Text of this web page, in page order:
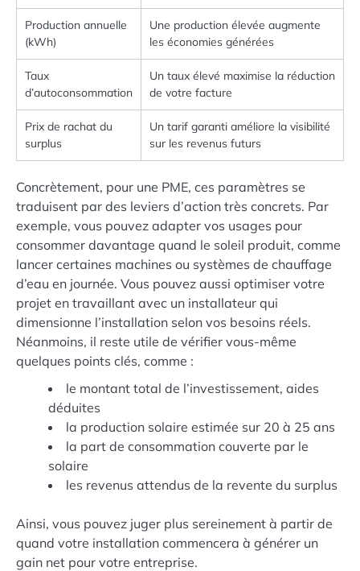
Production annuelle
(kWh)
Une production élevée augmente
les économies générées
Taux
d’autoconsommation
Un taux élevé maximise la réduction
de votre facture
Prix de rachat du
surplus
Un tarif garanti améliore la visibilité
sur les revenus futurs
Concrètement, pour une PME, ces paramètres se
traduisent par des leviers d’action très concrets. Par
exemple, vous pouvez adapter vos usages pour
consommer davantage quand le soleil produit, comme
lancer certaines machines ou systèmes de chauffage
d’eau en journée. Vous pouvez aussi optimiser votre
projet en travaillant avec un installateur qui
dimensionne l’installation selon vos besoins réels.
Néanmoins, il reste utile de vérifier vous-même
quelques points clés, comme :
le montant total de l’investissement, aides
déduites
la production solaire estimée sur 20 à 25 ans
la part de consommation couverte par le
solaire
les revenus attendus de la revente du surplus
Ainsi, vous pouvez juger plus sereinement à partir de
quand votre installation commencera à générer un
gain net pour votre entreprise.